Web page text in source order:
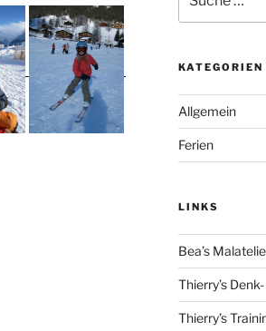
nach:
KATEGORIEN
Allgemein
Ferien
LINKS
Bea’s
Thierry’s
Thierry’s